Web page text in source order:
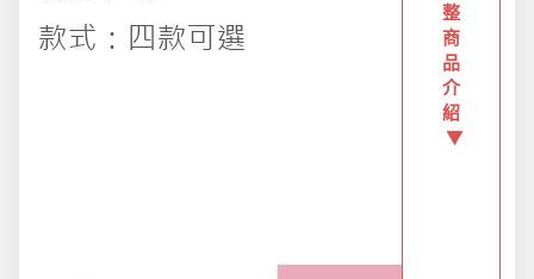
旅行實用好物
整
商
品
介
紹
▼